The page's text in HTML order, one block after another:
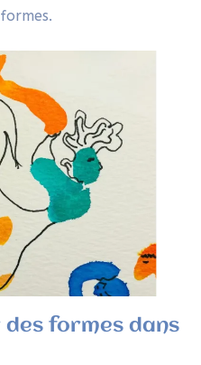
7H47
cette technique de
mais je la
Laisser parler
bon et je sens
Merci
Répondre